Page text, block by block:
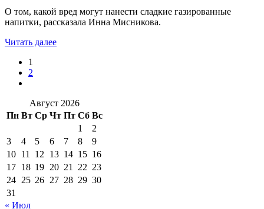
О том, какой вред могут нанести сладкие газированные
напитки, рассказала Инна Мисникова.
Читать далее
1
2
Август 2026
Пн Вт Ср Чт Пт Сб Вс
1
2
3
4 5 6 7 8
9
10 11 12 13 14 15 16
17 18 19 20 21 22 23
24 25 26 27 28 29 30
31
« Июл